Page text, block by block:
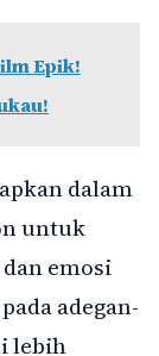
Epik!
dalam
untuk
emosi
adegan-
lebih